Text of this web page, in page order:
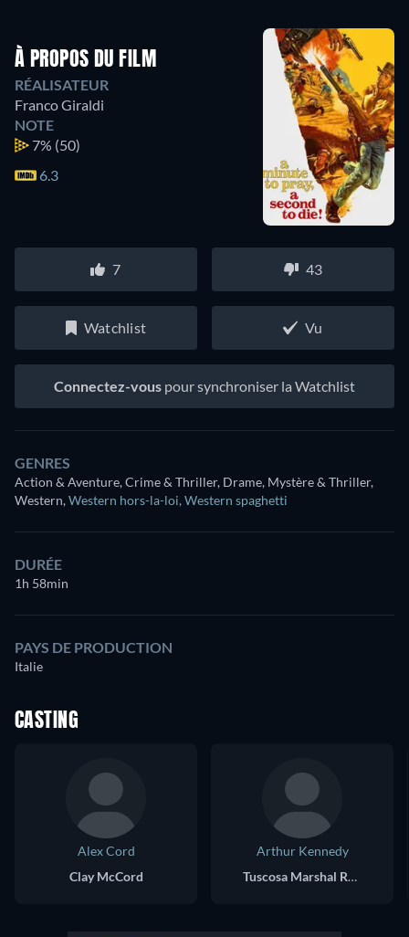
À PROPOS DU FILM
RÉALISATEUR
Franco Giraldi
NOTE
7% (50)
6.3
7 43
Watchlist Vu
Connectez-vous pour synchroniser la Watchlist
GENRES
Action & Aventure, Crime & Thriller, Drame, Mystère & Thriller,
Western,Western hors-la-loi, Western spaghetti
DURÉE
1h 58min
PAYS DE PRODUCTION
Italie
CASTING
Alex Cord
Clay McCord
Arthur Kennedy
Tuscosa Marshal Roy W. Colby